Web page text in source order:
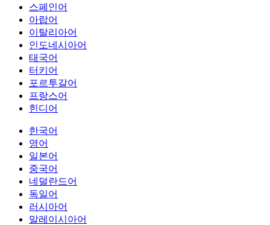
스페인어
아랍어
이탈리아어
인도네시아어
태국어
터키어
포르투갈어
프랑스어
힌디어
한국어
영어
일본어
중국어
네덜란드어
독일어
러시아어
말레이시아어